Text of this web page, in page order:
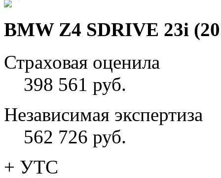
BMW Z4 SDRIVE 23i
Страховая оценила
398 561 руб.
Независимая экспертиза
562 726 руб.
+ УТС